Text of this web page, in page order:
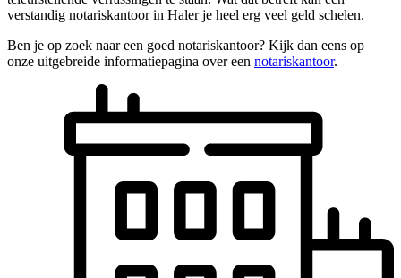
verstandig notariskantoor in Haler je heel erg veel geld schelen.
Ben je op zoek naar een goed notariskantoor? Kijk dan eens op
onze uitgebreide informatiepagina over een notariskantoor.